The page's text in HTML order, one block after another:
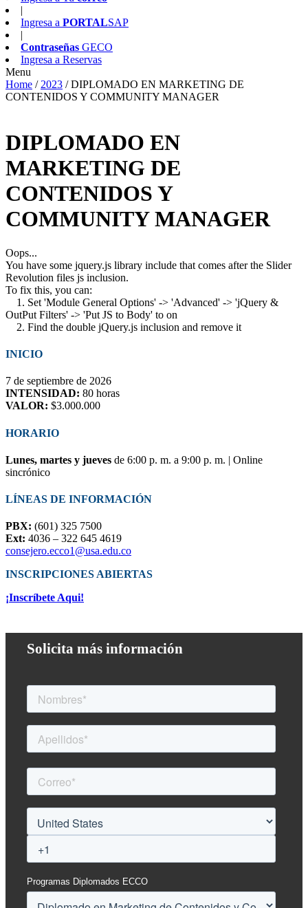
|
Ingresa a PORTALSAP
|
Contraseñas GECO
Ingresa a Reservas
Menu
Home / 2023 /DIPLOMADO EN MARKETING DE
CONTENIDOS Y COMMUNITY MANAGER
DIPLOMADO EN
MARKETING DE
CONTENIDOS Y
COMMUNITY MANAGER
Oops...
You have some jquery.js library include that comes after the Slider
Revolution files js inclusion.
To fix this, you can:
1. Set 'Module General Options' -> 'Advanced' -> 'jQuery &
OutPut Filters' -> 'Put JS to Body' to on
2. Find the double jQuery.js inclusion and remove it
INICIO
7 de septiembre de 2026
INTENSIDAD: 80 horas
VALOR: $3.000.000
HORARIO
Lunes, martes y jueves de 6:00 p. m. a 9:00 p. m. | Online
sincrónico
LÍNEAS DE INFORMACIÓN
PBX: (601) 325 7500
Ext: 4036 – 322 645 4619
consejero.ecco1@usa.edu.co
INSCRIPCIONES ABIERTAS
¡Inscríbete Aqui!
Solicita más información